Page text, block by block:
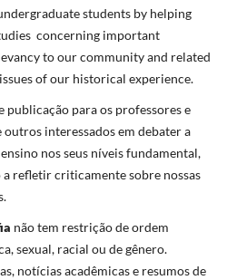
students by helping
concerning important
to our community and related
of our historical experience.
publicação para os professores e
outros interessados em debater a
nos seus níveis fundamental,
refletir criticamente sobre nossas
não tem restrição de ordem
sexual, racial ou de gênero.
notícias acadêmicas e resumos de